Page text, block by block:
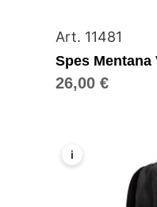
Art. 11481
Spes
26,00€
i